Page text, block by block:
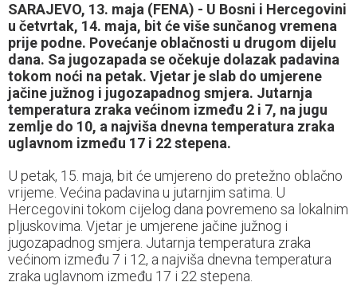
SARAJEVO, 13. maja (FENA) - U Bosni i Hercegovini
u četvrtak, 14. maja, bit će više sunčanog vremena
prije podne. Povećanje oblačnosti u drugom dijelu
dana. Sa jugozapada se očekuje dolazak padavina
tokom noći na petak. Vjetar je slab do umjerene
jačine južnog i jugozapadnog smjera. Jutarnja
temperatura zraka većinom između 2 i 7, na jugu
zemlje do 10, a najviša dnevna temperatura zraka
uglavnom između 17 i 22 stepena.
U petak, 15. maja, bit će umjereno do pretežno oblačno
vrijeme. Većina padavina u jutarnjim satima. U
Hercegovini tokom cijelog dana povremeno sa lokalnim
pljuskovima. Vjetar je umjerene jačine južnog i
jugozapadnog smjera. Jutarnja temperatura zraka
većinom između 7 i 12, a najviša dnevna temperatura
zraka uglavnom između 17 i 22 stepena.